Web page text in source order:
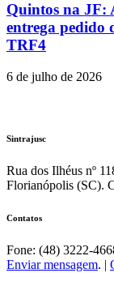
Quintos na JF:
entrega pedido
TRF4
6 de julho de 2026
Sintrajusc
Rua dos Ilhéus nº
Florianópolis (SC).
Contatos
Fone: (48) 3222-
Enviar mensagem. |